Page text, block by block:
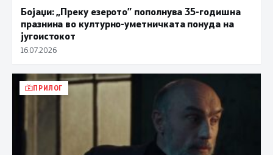
Бојаџи: „Преку езерото” пополнува 35-годишна
празнина во културно-уметничката понуда на
југоистокот
16.07.2026
ПРИЛОГ